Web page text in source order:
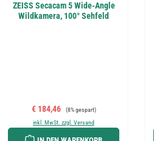
ZEISS Secacam 5 Wide-Angle
Wildkamera, 100° Sehfeld
Verkaufspreis:
€ 184,46 Regulärer Preis:
(8% gespart)
inkl. MwSt. zzgl. Versand